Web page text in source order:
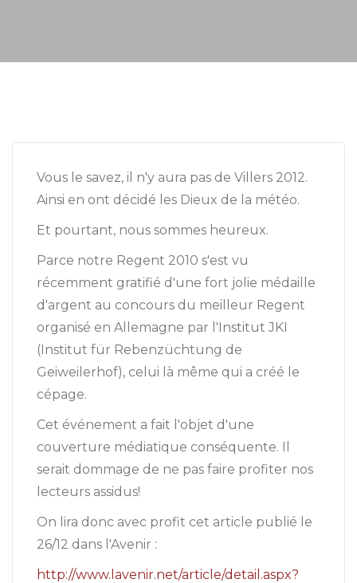
Vous le savez, il n'y aura pas de Villers 2012.
Ainsi en ont décidé les Dieux de la météo.
Et pourtant, nous sommes heureux.
Parce notre Regent 2010 s'est vu
récemment gratifié d'une fort jolie médaille
d'argent au concours du meilleur Regent
organisé en Allemagne par l'Institut JKI
(Institut für Rebenzüchtung de
Geiweilerhof), celui là même qui a créé le
cépage.
Cet événement a fait l'objet d'une
couverture médiatique conséquente. Il
serait dommage de ne pas faire profiter nos
lecteurs assidus!
On lira donc avec profit cet article publié le
26/12 dans l'Avenir :
http://www.lavenir.net/article/detail.aspx?